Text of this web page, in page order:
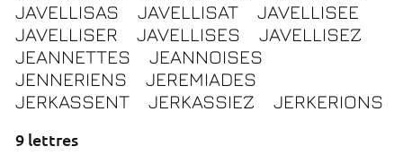
JAVELLISAS
JAVELLISAT
JAVELLISEE
JAVELLISER
JAVELLISES
JAVELLISEZ
JEANNETTES
JEANNOISES
JENNERIENS
JEREMIADES
JERKASSENT
JERKASSIEZ JERKERIONS
9 lettres